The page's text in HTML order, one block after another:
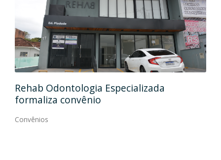
Rehab Odontologia Especializada
formaliza convênio
Convênios